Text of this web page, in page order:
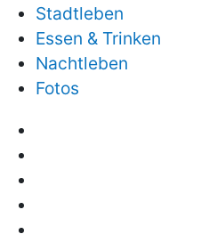
Stadtleben
Essen & Trinken
Nachtleben
Fotos